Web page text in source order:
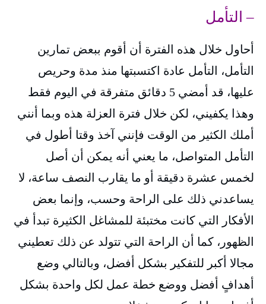
– التأمل
أحاول خلال هذه الفترة أن أقوم ببعض تمارين
التأمل، التأمل عادة اكتسبتها منذ مدة وحريص
عليها، قد أمضي 5 دقائق متفرقة في اليوم فقط
وهذا يكفيني، لكن خلال فترة العزلة هذه وبما أنني
أملك الكثير من الوقت فإنني آخذ وقتا أطول في
التأمل المتواصل، ما يعني أنه يمكن أن أصل
لخمس عشرة دقيقة أو ما يقارب النصف ساعة، لا
يساعدني ذلك على الراحة وحسب، وإنما بعض
الأفكار التي كانت مختبئة للمشاغل الكثيرة تبدأ في
الظهور، كما أن الراحة التي تتولد عن ذلك تعطيني
مجالا أكبر للتفكير بشكل أفضل، وبالتالي وضع
أهدافٍ أفضل ووضع خطة عمل لكل واحدة بشكل